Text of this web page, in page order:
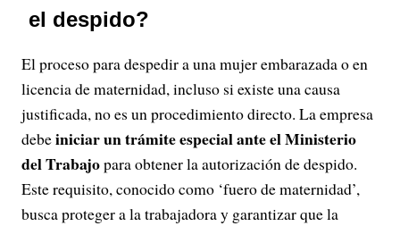
el despido?​
El proceso para despedir a una mujer embarazada o en
licencia de maternidad, incluso si existe una causa
justificada, no es un procedimiento directo. La empresa
debeiniciar un trámite especial ante elMinisterio
del Trabajopara obtener la autorización de despido.
Este requisito, conocido como ‘fuero de maternidad’,
busca proteger a la trabajadora y garantizar que la